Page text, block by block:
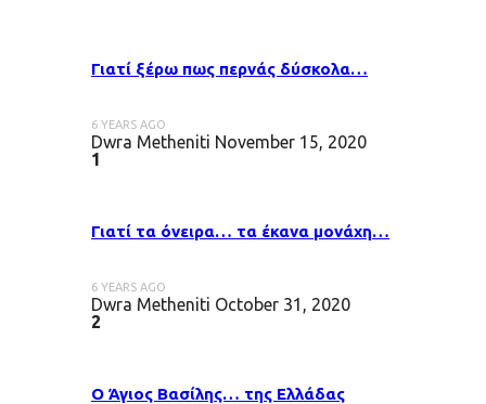
Γιατί ξέρω πως περνάς δύσκολα…
6 YEARS AGO
Dwra Metheniti November 15, 2020
1
Γιατί τα όνειρα… τα έκανα μονάχη…
6 YEARS AGO
Dwra Metheniti October 31, 2020
2
Ο Άγιος Βασίλης… της Ελλάδας